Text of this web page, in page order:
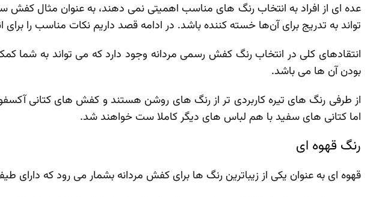
عده ای از افراد به انتخاب رنگ‌ های مناسب اهمیتی نمی ‌دهند، به‌ عنوان مثال
‌تواند به‌ تدریج برای آن‌ها خسته‌ کننده باشد. در ادامه قصد داریم نکات مناسب را
انتقادهای کلی در انتخاب رنگ کفش رسمی مردانه وجود دارد که می ‌تواند به
بودن آن ‌ها می ‌باشد.
از طرفی رنگ ‌های تیره کاربردی ‌تر از رنگ ‌های روشن هستند و کفش ‌های کتانی
اما کتانی‌ های سفید با هم لباس های دیگر کاملا ست خواهند شد.
رنگ قهوه‌ ای
قهوه ‌ای به‌ عنوان یکی از زیباترین رنگ‌ ها برای کفش مردانه بشمار می‌ رود که